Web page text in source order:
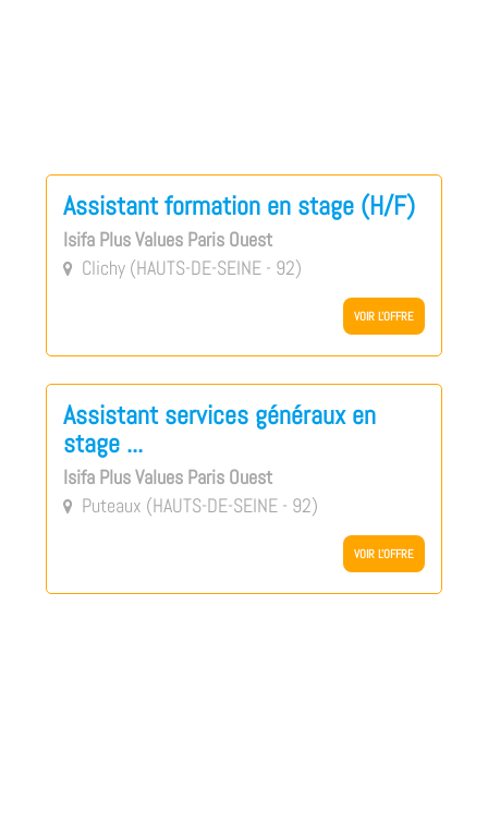
Assistant formation en stage (H/F)
Isifa Plus Values Paris Ouest
 Clichy (HAUTS-DE-SEINE - 92)
VOIR L'OFFRE
Assistant services généraux en
stage ...
Isifa Plus Values Paris Ouest
 Puteaux (HAUTS-DE-SEINE - 92)
VOIR L'OFFRE